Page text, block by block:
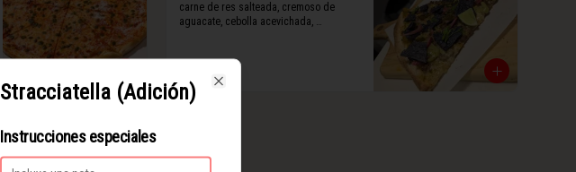
carne de res salteada, cremoso de
aguacate, cebolla acevichada,
Stracciatella (Adición)
Instrucciones especiales